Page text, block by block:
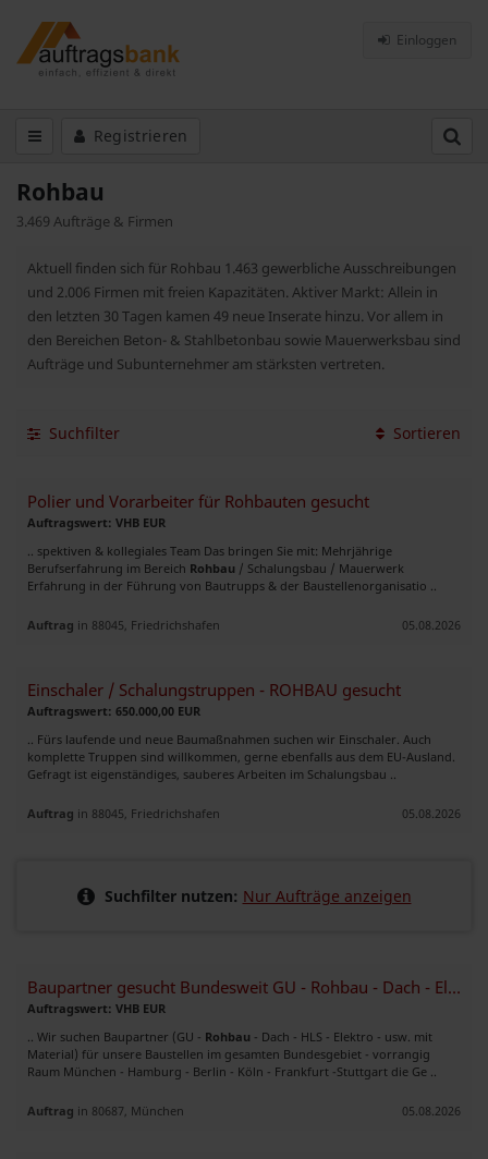
Einloggen
Registrieren
Rohbau
3.469 Aufträge & Firmen
Aktuell finden sich für Rohbau 1.463 gewerbliche Ausschreibungen
und 2.006 Firmen mit freien Kapazitäten. Aktiver Markt: Allein in
den letzten 30 Tagen kamen 49 neue Inserate hinzu. Vor allem in
den Bereichen Beton- & Stahlbetonbau sowie Mauerwerksbau sind
Aufträge und Subunternehmer am stärksten vertreten.
Suchfilter Sortieren
Polier und Vorarbeiter für Rohbauten gesucht
Auftragswert: VHB EUR
.. spektiven & kollegiales Team Das bringen Sie mit: Mehrjährige
Berufserfahrung im Bereich Rohbau / Schalungsbau / Mauerwerk
Erfahrung in der Führung von Bautrupps & der Baustellenorganisatio ..
Auftrag in 88045, Friedrichshafen 05.08.2026
Einschaler / Schalungstruppen - ROHBAU gesucht
Auftragswert: 650.000,00 EUR
.. Fürs laufende und neue Baumaßnahmen suchen wir Einschaler. Auch
komplette Truppen sind willkommen, gerne ebenfalls aus dem EU-Ausland.
Gefragt ist eigenständiges, sauberes Arbeiten im Schalungsbau ..
Auftrag in 88045, Friedrichshafen 05.08.2026
Suchfilter nutzen: Nur Aufträge anzeigen
Baupartner gesucht Bundesweit GU - Rohbau - Dach - Elektro - HLS
Auftragswert: VHB EUR
.. Wir suchen Baupartner (GU - Rohbau - Dach - HLS - Elektro - usw. mit
Material) für unsere Baustellen im gesamten Bundesgebiet - vorrangig
Raum München - Hamburg - Berlin - Köln - Frankfurt -Stuttgart die Ge ..
Auftrag in 80687, München 05.08.2026